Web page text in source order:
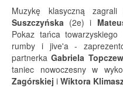
Muzykę klasyczną zagrali
Suszczyńska (2e) i
Pokaz tańca
rumby i jive'a -
partnerkaGabriela
taniec nowoczesny w
Zagórskiej i Wiktora